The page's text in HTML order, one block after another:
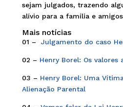
sejam julgados, trazendo
alívio para a família e
Mais notícias
01 – Julgamento do caso
02 – Henry Borel: Os valores
03 – Henry Borel: Uma
Alienação Parental